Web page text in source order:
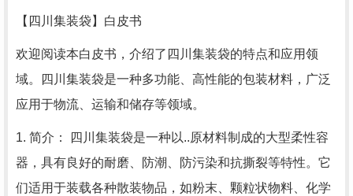
【四川集装袋】白皮书
欢迎阅读本白皮书，介绍了四川集装袋的特点和应用领
域。四川集装袋是一种多功能、高性能的包装材料，广泛
应用于物流、运输和储存等领域。
1. 简介： 四川集装袋是一种以..原材料制成的大型柔性容
器，具有良好的耐磨、防潮、防污染和抗撕裂等特性。它
们适用于装载各种散装物品，如粉末、颗粒状物料、化学